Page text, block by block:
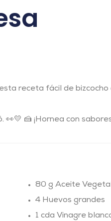
receta fácil de
🍰 ¡Hornea con
80 g Aceite
4 Huevos grandes
1 cda Vinagre